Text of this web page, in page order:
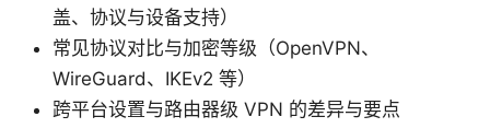
盖、协议与设备支持）
常见协议对比与加密等级（OpenVPN、
WireGuard、IKEv2 等）
跨平台设置与路由器级 VPN 的差异与要点